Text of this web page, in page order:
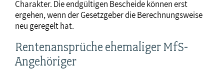
Charakter. Die endgültigen Bescheide können erst
ergehen, wenn der Gesetzgeber die Berechnungsweise
neu geregelt hat.
Rentenansprüche ehemaliger MfS-
Angehöriger